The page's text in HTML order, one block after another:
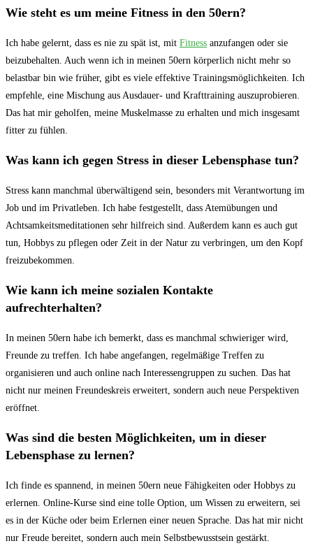
Wie steht es um meine Fitness in den 50ern?
Ich habe gelernt, dass es nie zu spät ist, mit Fitness anzufangen oder sie
beizubehalten. Auch wenn ich in meinen 50ern körperlich nicht mehr so
belastbar bin wie früher, gibt es viele effektive Trainingsmöglichkeiten. Ich
empfehle, eine Mischung aus Ausdauer- und Krafttraining auszuprobieren.
Das hat mir geholfen, meine Muskelmasse zu erhalten und mich insgesamt
fitter zu fühlen.
Was kann ich gegen Stress in dieser Lebensphase tun?
Stress kann manchmal überwältigend sein, besonders mit Verantwortung im
Job und im Privatleben. Ich habe festgestellt, dass Atemübungen und
Achtsamkeitsmeditationen sehr hilfreich sind. Außerdem kann es auch gut
tun, Hobbys zu pflegen oder Zeit in der Natur zu verbringen, um den Kopf
freizubekommen.
Wie kann ich meine sozialen Kontakte
aufrechterhalten?
In meinen 50ern habe ich bemerkt, dass es manchmal schwieriger wird,
Freunde zu treffen. Ich habe angefangen, regelmäßige Treffen zu
organisieren und auch online nach Interessengruppen zu suchen. Das hat
nicht nur meinen Freundeskreis erweitert, sondern auch neue Perspektiven
eröffnet.
Was sind die besten Möglichkeiten, um in dieser
Lebensphase zu lernen?
Ich finde es spannend, in meinen 50ern neue Fähigkeiten oder Hobbys zu
erlernen. Online-Kurse sind eine tolle Option, um Wissen zu erweitern, sei
es in der Küche oder beim Erlernen einer neuen Sprache. Das hat mir nicht
nur Freude bereitet, sondern auch mein Selbstbewusstsein gestärkt.